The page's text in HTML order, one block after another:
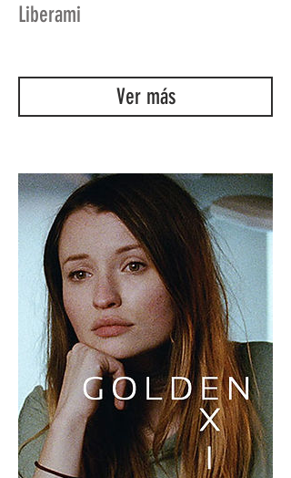
Liberami
Ver más